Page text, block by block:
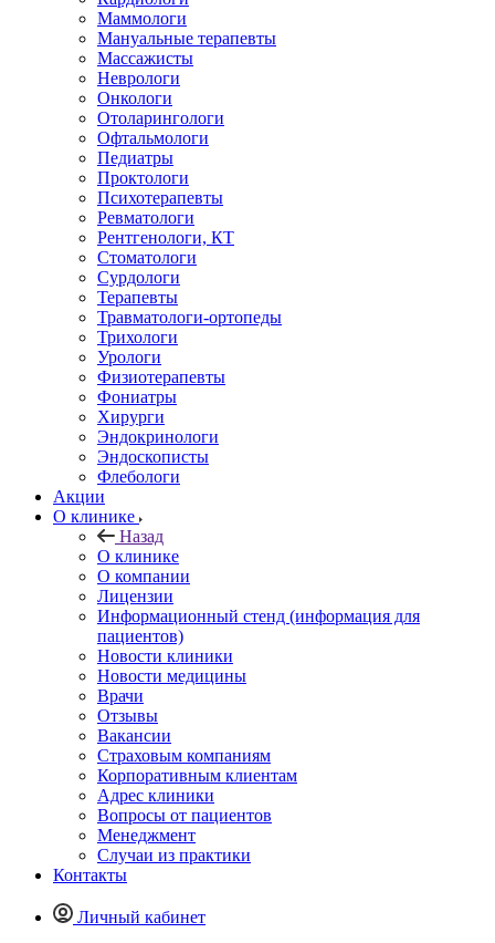
Маммологи
Мануальные терапевты
Массажисты
Неврологи
Онкологи
Отоларингологи
Офтальмологи
Педиатры
Проктологи
Психотерапевты
Ревматологи
Рентгенологи, КТ
Стоматологи
Сурдологи
Терапевты
Травматологи-ортопеды
Трихологи
Урологи
Физиотерапевты
Фониатры
Хирурги
Эндокринологи
Эндоскописты
Флебологи
Акции
О клинике
Назад
О клинике
О компании
Лицензии
Информационный стенд (информация для
пациентов)
Новости клиники
Новости медицины
Врачи
Отзывы
Вакансии
Страховым компаниям
Корпоративным клиентам
Адрес клиники
Вопросы от пациентов
Менеджмент
Случаи из практики
Контакты
Личный кабинет